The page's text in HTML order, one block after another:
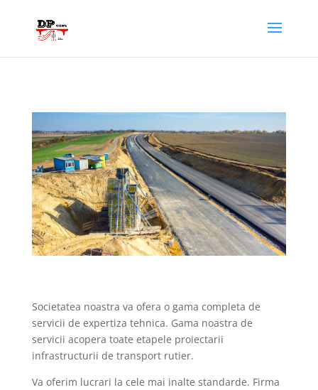
Societatea noastra va ofera o gama completa de
servicii de expertiza tehnica. Gama noastra de
servicii acopera toate etapele proiectarii
infrastructurii de transport rutier.
Va oferim lucrari la cele mai inalte standarde. Firma